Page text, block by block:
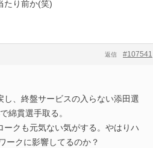
たり前か(笑)
#107541
返信
、終盤サービスの入らない添田選
綿貫選手取る。
クも元気ない気がする。やはりハ
ークに影響してるのか？